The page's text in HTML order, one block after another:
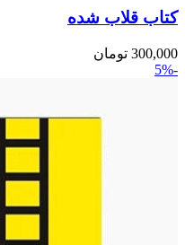
کتاب قلاب شده
300,000 تومان
-5%